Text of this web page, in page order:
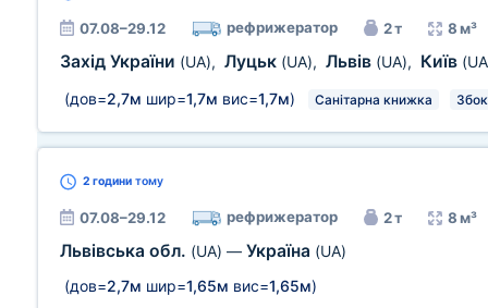
07.08–29.12 рефрижератор 2 т 8 м³
Захід України (UA), Луцьк (UA), Львів (UA), Київ
(дов=2,7м шир=1,7м вис=1,7м) Санітарна книжка
2 години тому
07.08–29.12 рефрижератор 2 т 8 м³
Львівська обл. (UA) — Україна (UA)
(дов=2,7м шир=1,65м вис=1,65м)